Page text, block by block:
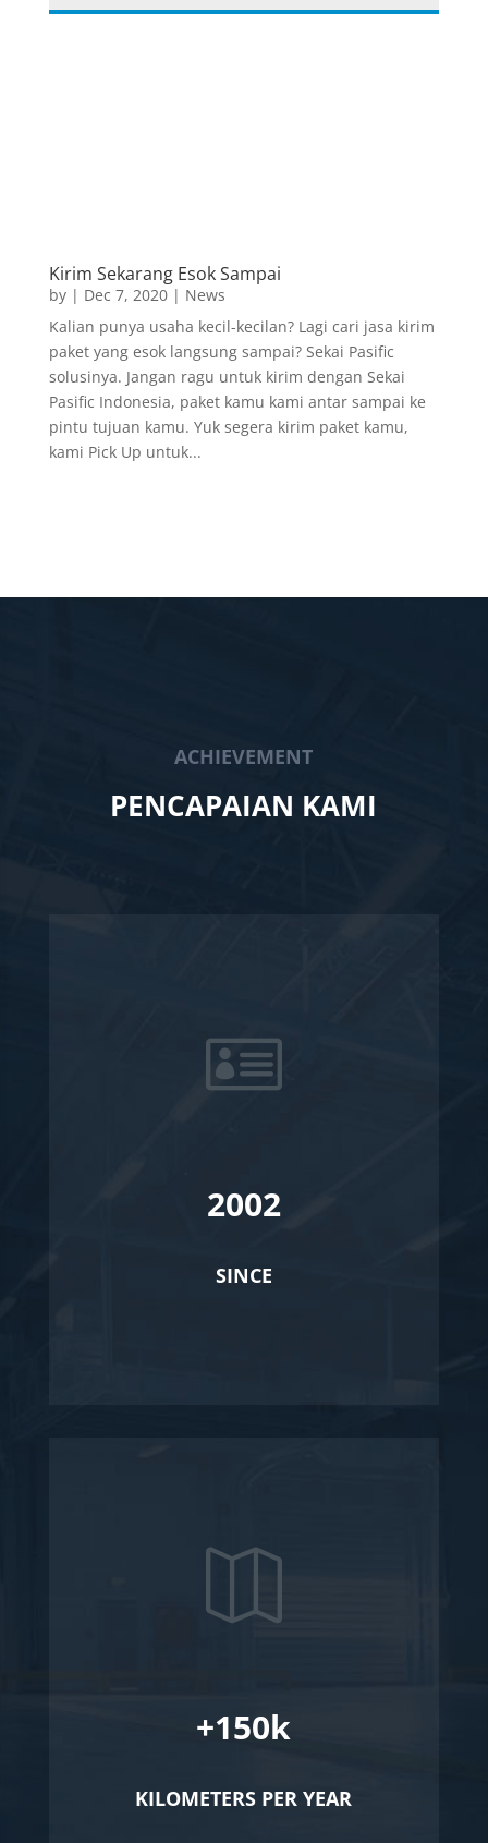
Kirim Sekarang Esok Sampai
by | Dec 7, 2020| News
Kalian punya usaha kecil-kecilan? Lagi cari jasa kirim
paket yang esok langsung sampai? Sekai Pasific
solusinya. Jangan ragu untuk kirim dengan Sekai
Pasific Indonesia, paket kamu kami antar sampai ke
pintu tujuan kamu. Yuk segera kirim paket kamu,
kami Pick Up untuk...
ACHIEVEMENT
PENCAPAIAN KAMI

2002
SINCE

+150k
KILOMETERS PER YEAR